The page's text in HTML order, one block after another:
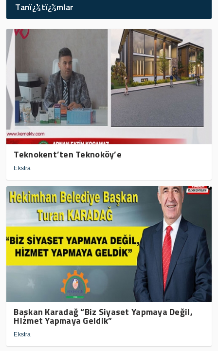
Tanï¿½tï¿½mlar
Teknokent’ten Teknoköy’e
Ekstra
Başkan Karadağ “Biz Siyaset Yapmaya Değil,
Hizmet Yapmaya Geldik”
Ekstra